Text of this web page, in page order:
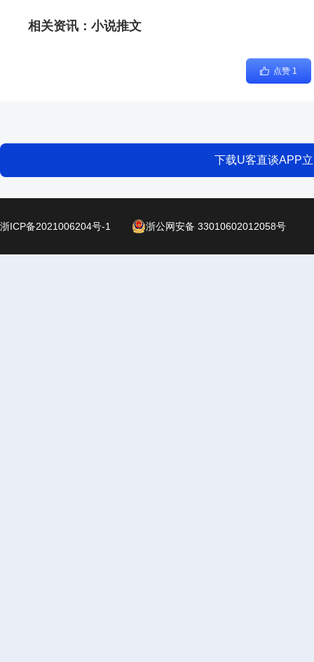
相关资讯： 小说推文
点赞 1
下载U客直谈APP
浙ICP备2021006204号-1 浙公网安备 33010602012058号